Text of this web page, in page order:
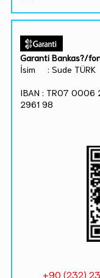
Garanti Bankas?/
İsim : Sude TÜRK
IBAN : TR07
2961 98
+90 (232)